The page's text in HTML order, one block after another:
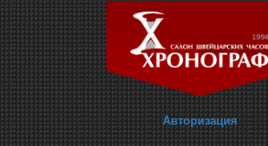
Авторизация